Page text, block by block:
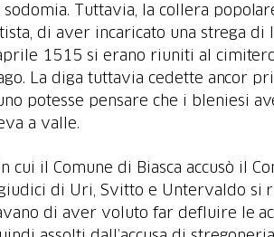
Tuttavia, la collera
di aver incaricato una strega
1515 si erano riuniti al
La diga tuttavia cedette ancor
potesse pensare che i bleniesi
cui il Comune di Biasca accusò il
di Uri, Svitto e Untervaldo si
di aver voluto far defluire le